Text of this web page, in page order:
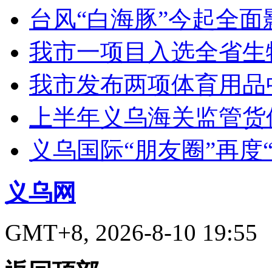
台风“白海豚”今起全面
我市一项目入选全省
我市发布两项体育用
上半年义乌海关监管
义乌国际“朋友圈”再度
义乌网
GMT+8, 2026-8-10 19:55